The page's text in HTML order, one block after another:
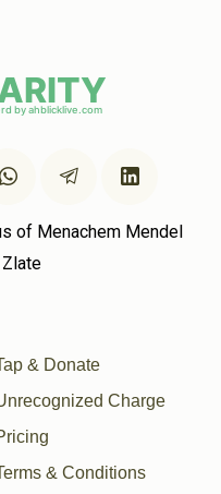
of Menachem Mendel
Zlate
& Donate
Charge
& Conditions